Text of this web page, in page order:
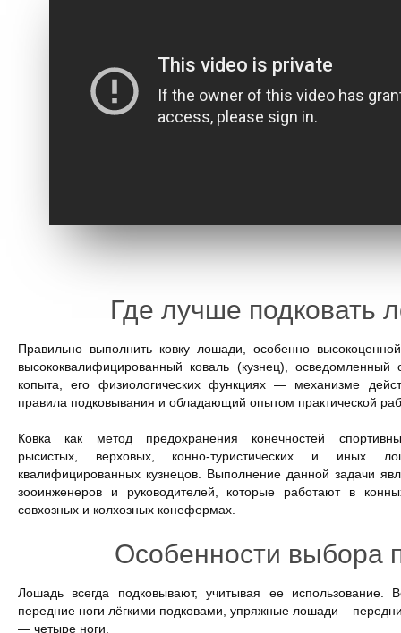
Где лучше подковать
Правильно выполнить ковку лошади, особенно
высококвалифицированный коваль (кузнец), осведомленный
копыта, его физиологических функциях — механизме
правила подковывания и обладающий опытом практической
Ковка как метод предохранения конечностей
рысистых, верховых, конно-туристических и иных
квалифицированных кузнецов. Выполнение данной задачи
зооинженеров и руководителей, которые работают в
совхозных и колхозных конефермах.
Особенности выбора
Лошадь всегда подковывают, учитывая ее использование.
передние ноги лёгкими подковами, упряжные лошади –
— четыре ноги.